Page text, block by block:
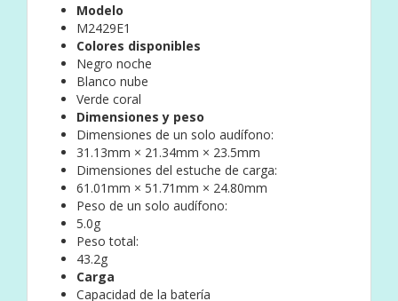
Modelo
M2429E1
Colores disponibles
Negro noche
Blanco nube
Verde coral
Dimensiones y peso
Dimensiones de un solo audífono:
31.13mm × 21.34mm × 23.5mm
Dimensiones del estuche de carga:
61.01mm × 51.71mm × 24.80mm
Peso de un solo audífono:
5.0g
Peso total:
43.2g
Carga
Capacidad de la batería